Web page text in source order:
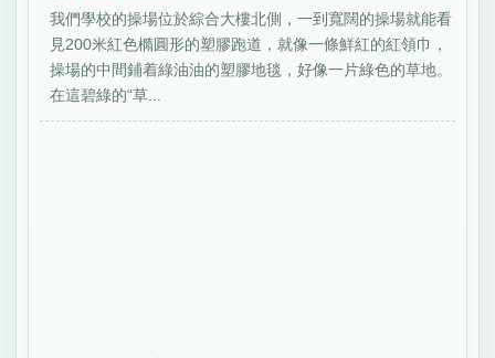
我們學校的操場位於綜合大樓北側，一到寬闊的操場就能看
見200米紅色橢圓形的塑膠跑道，就像一條鮮紅的紅領巾，
操場的中間鋪着綠油油的塑膠地毯，好像一片綠色的草地。
在這碧綠的“草...